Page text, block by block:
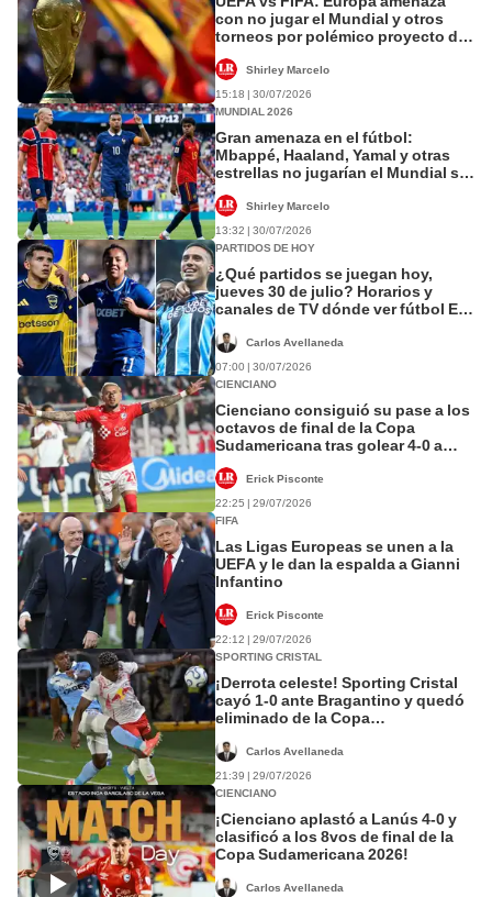
con no jugar el Mundial y otros
torneos por polémico proyecto de
Shirley Marcelo
15:18 | 30/07/2026
MUNDIAL 2026
Gran amenaza en el fútbol:
Mbappé, Haaland, Yamal y otras
estrellas no jugarían el Mundial si
Shirley Marcelo
13:32 | 30/07/2026
PARTIDOS DE HOY
¿Qué partidos se juegan hoy,
jueves 30 de julio? Horarios y
canales de TV dónde ver fútbol EN
Carlos Avellaneda
07:00 | 30/07/2026
CIENCIANO
Cienciano consiguió su pase a los
octavos de final de la Copa
Sudamericana tras golear 4-0 a
Erick Pisconte
22:25 | 29/07/2026
FIFA
Las Ligas Europeas se unen a la
UEFA y le dan la espalda a Gianni
Infantino
Erick Pisconte
22:12 | 29/07/2026
SPORTING CRISTAL
¡Derrota celeste! Sporting Cristal
cayó 1-0 ante Bragantino y quedó
eliminado de la Copa
Carlos Avellaneda
21:39 | 29/07/2026
CIENCIANO
¡Cienciano aplastó a Lanús 4-0 y
clasificó a los 8vos de final de la
Copa Sudamericana 2026!
Carlos Avellaneda